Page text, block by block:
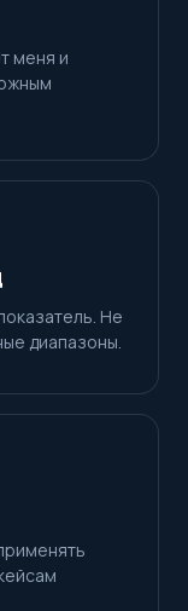
меня и
Не
диапазоны.